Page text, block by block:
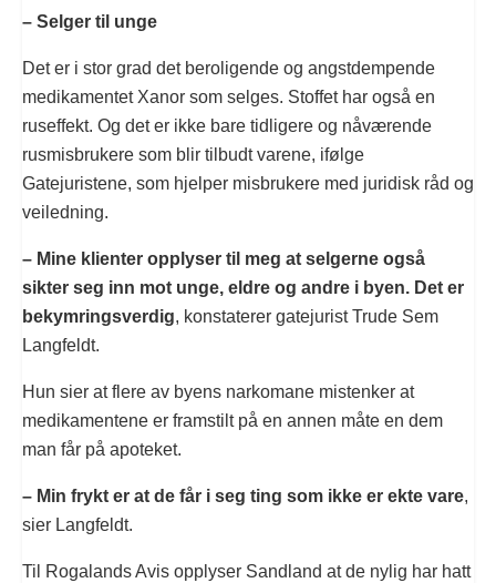
– Selger til unge
Det er i stor grad det beroligende og angstdempende
medikamentet Xanor som selges. Stoffet har også en
ruseffekt. Og det er ikke bare tidligere og nåværende
rusmisbrukere som blir tilbudt varene, ifølge
Gatejuristene, som hjelper misbrukere med juridisk råd og
veiledning.
– Mine klienter opplyser til meg at selgerne også
sikter seg inn mot unge, eldre og andre i byen. Det er
bekymringsverdig, konstaterer gatejurist Trude Sem
Langfeldt.
Hun sier at flere av byens narkomane mistenker at
medikamentene er framstilt på en annen måte en dem
man får på apoteket.
– Min frykt er at de får i seg ting som ikke er ekte vare,
sier Langfeldt.
Til Rogalands Avis opplyser Sandland at de nylig har hatt